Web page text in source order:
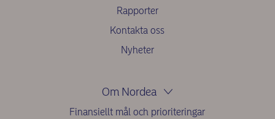
Rapporter
Kontakta oss
Nyheter
Om Nordea
Finansiellt mål och prioriteringar